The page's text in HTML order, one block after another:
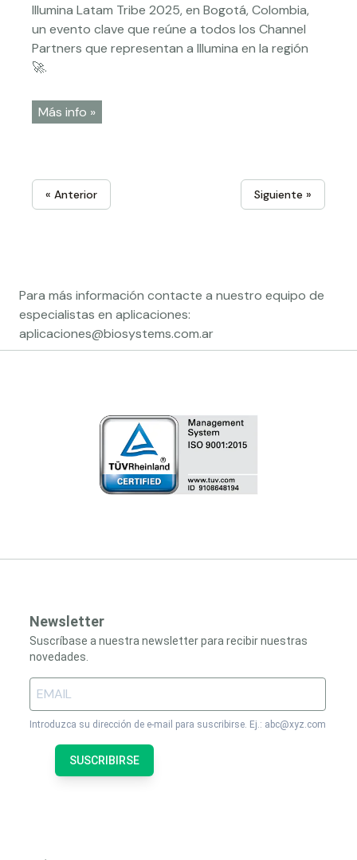
Illumina Latam Tribe 2025, en Bogotá, Colombia,
un evento clave que reúne a todos los Channel
Partners que representan a Illumina en la región
🚀.
Más info »
« Anterior Siguiente »
Para más información contacte a nuestro equipo de
especialistas en aplicaciones:
aplicaciones@biosystems.com.ar
Newsletter
Suscríbase a nuestra newsletter para recibir nuestras
novedades.
Introduzca su dirección de e-mail para suscribirse. Ej.: abc@xyz.com
SUSCRIBIRSE